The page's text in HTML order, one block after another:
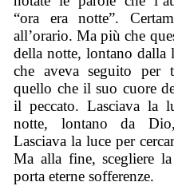
“ora era notte”.
all’orario. Ma più che
della notte, lontano dalla
che aveva seguito per
quello che il suo cuore
il peccato. Lasciava la
notte, lontano da
Lasciava la luce per
Ma alla fine, scegliere
porta eterne sofferenze.